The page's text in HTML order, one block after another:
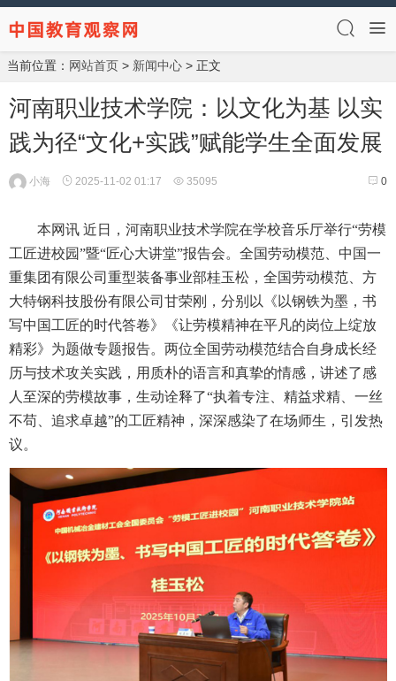
当前位置： 网站首页 > 新闻中心 > 正文
河南职业技术学院：以文化为基 以实
践为径“文化+实践”赋能学生全面发展
0
小海 2025-11-02 01:17 35095
本网讯 近日，河南职业技术学院在学校音乐厅举行“劳模
工匠进校园”暨“匠心大讲堂”报告会。全国劳动模范、中国一
重集团有限公司重型装备事业部桂玉松，全国劳动模范、方
大特钢科技股份有限公司甘荣刚，分别以《以钢铁为墨，书
写中国工匠的时代答卷》《让劳模精神在平凡的岗位上绽放
精彩》为题做专题报告。两位全国劳动模范结合自身成长经
历与技术攻关实践，用质朴的语言和真挚的情感，讲述了感
人至深的劳模故事，生动诠释了“执着专注、精益求精、一丝
不苟、追求卓越”的工匠精神，深深感染了在场师生，引发热
议。